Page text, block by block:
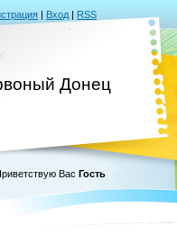
| Вход | RSS
Донец
Вас Гость